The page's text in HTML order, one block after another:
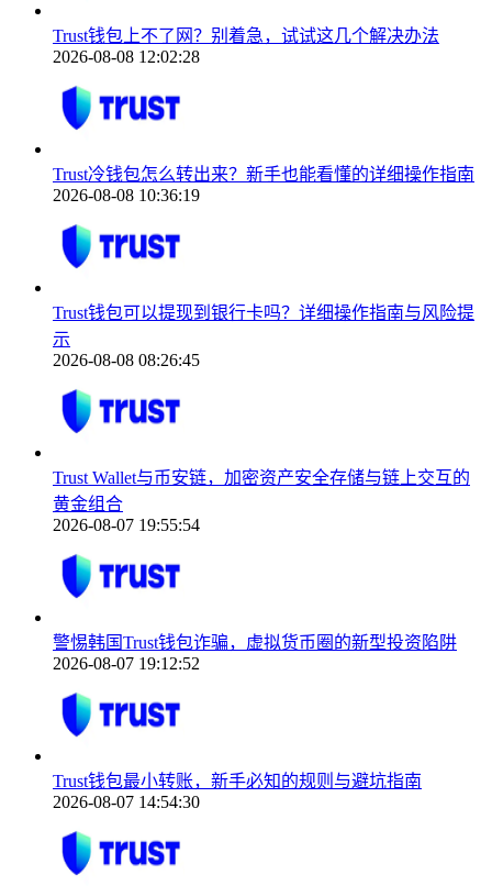
Trust钱包上不了网？别着急，试试这几个解决办法
2026-08-08 12:02:28
Trust冷钱包怎么转出来？新手也能看懂的详细操作指南
2026-08-08 10:36:19
Trust钱包可以提现到银行卡吗？详细操作指南与风险提
示
2026-08-08 08:26:45
Trust Wallet与币安链，加密资产安全存储与链上交互的
黄金组合
2026-08-07 19:55:54
警惕韩国Trust钱包诈骗，虚拟货币圈的新型投资陷阱
2026-08-07 19:12:52
Trust钱包最小转账，新手必知的规则与避坑指南
2026-08-07 14:54:30